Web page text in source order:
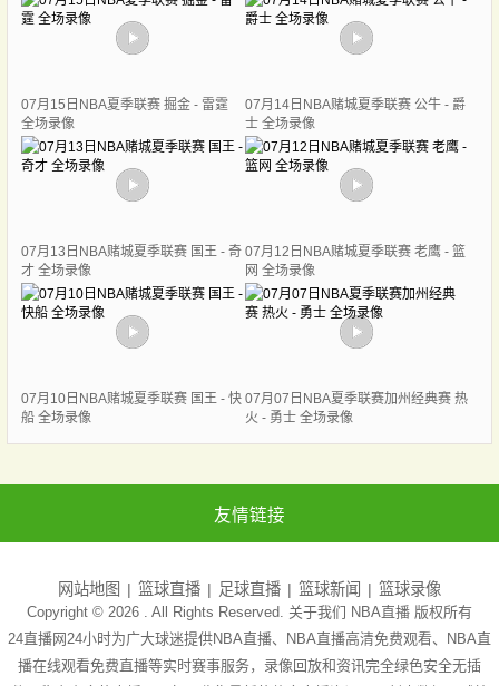
07月15日NBA夏季联赛 掘金 - 雷霆
全场录像
07月14日NBA赌城夏季联赛 公牛 - 爵
士 全场录像
07月13日NBA赌城夏季联赛 国王 - 奇
才 全场录像
07月12日NBA赌城夏季联赛 老鹰 - 篮
网 全场录像
07月10日NBA赌城夏季联赛 国王 - 快
船 全场录像
07月07日NBA夏季联赛加州经典赛 热
火 - 勇士 全场录像
友情链接
网站地图 篮球直播 足球直播 篮球新闻 篮球录像
Copyright © 2026 . All Rights Reserved. 关于我们 NBA直播 版权所有
24直播网24小时为广大球迷提供NBA直播、NBA直播高清免费观看、NBA直
播在线观看免费直播等实时赛事服务，录像回放和资讯完全绿色安全无插